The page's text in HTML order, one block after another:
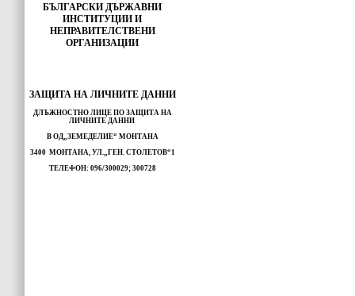
БЪЛГАРСКИ ДЪРЖАВНИ
ИНСТИТУЦИИ И
НЕПРАВИТЕЛСТВЕНИ
ОРГАНИЗАЦИИ
ЗАЩИТА НА ЛИЧНИТЕ ДАННИ
ДЛЪЖНОСТНО ЛИЦЕ ПО ЗАЩИТА НА
ЛИЧНИТЕ ДАННИ
В ОД„ЗЕМЕДЕЛИЕ“ МОНТАНА
3400 МОНТАНА, УЛ.„ГЕН. СТОЛЕТОВ“1
ТЕЛЕФОН: 096/300029; 300728